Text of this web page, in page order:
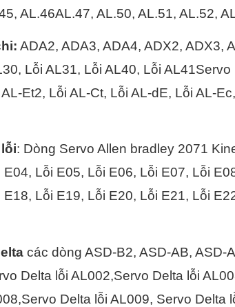
AL.46AL.47, AL.50, AL.51, AL.52,
ADA2, ADA3, ADA4, ADX2, ADX3,
Lỗi AL31, Lỗi AL40, Lỗi
Et2, Lỗi AL-Ct, Lỗi AL-dE, Lỗi AL-
: Dòng Servo Allen bradley 2071
Lỗi E05, Lỗi E06, Lỗi E07, Lỗi
Lỗi E19, Lỗi E20, Lỗi E21, Lỗi
các dòng ASD-B2, ASD-AB, ASD-
Delta lỗi AL002,Servo Delta lỗi
Delta lỗi AL009, Servo